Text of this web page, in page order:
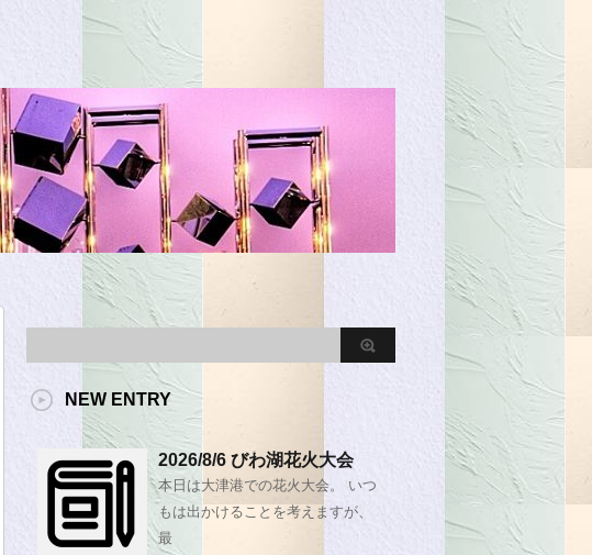
NEW ENTRY
2026/8/6 びわ湖花火大会
本日は大津港での花火大会。 いつ
もは出かけることを考えますが、
最